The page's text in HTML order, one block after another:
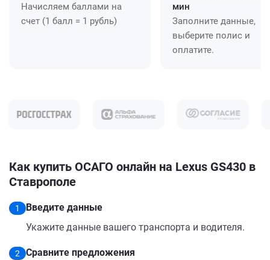
Начисляем баллами на
счет (1 балл = 1 рубль)
мин
Заполните данные,
выберите полис и
оплатите.
Как купить ОСАГО онлайн на Lexus GS430 в
Ставрополе
1
Введите данные
Укажите данные вашего транспорта и водителя.
2
Сравните предложения